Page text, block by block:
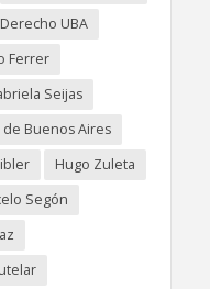
UBA
Ferrer
Seijas
Buenos Aires
Hugo Zuleta
Segón